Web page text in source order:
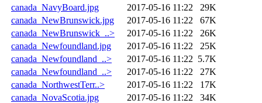
canada_NavyBoard.jpg
2017-05-16 11:22
29K
canada_NewBrunswick.jpg
2017-05-16 11:22
67K
canada_NewBrunswick_..>
2017-05-16 11:22
26K
canada_Newfoundland.jpg
2017-05-16 11:22
25K
canada_Newfoundland_..>
2017-05-16 11:22 5.7K
canada_Newfoundland_..>
2017-05-16 11:22
27K
canada_NorthwestTerr..>
2017-05-16 11:22
17K
canada_NovaScotia.jpg
2017-05-16 11:22
34K